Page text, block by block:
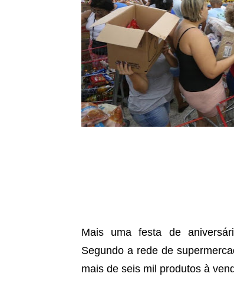
Mais uma festa de
Segundo a rede de
mais de seis mil produtos à